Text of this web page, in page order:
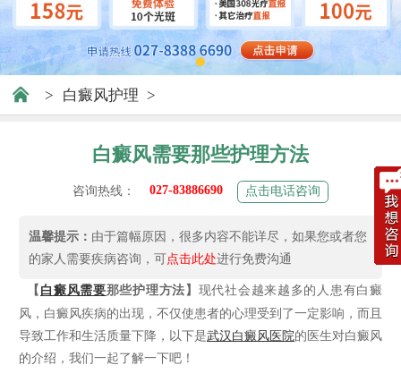
> 白癜风护理 >
白癜风需要那些护理方法
咨询热线： 027-83886690 点击电话咨询
温馨提示： 由于篇幅原因，很多内容不能详尽，如果您或者您
的家人需要疾病咨询，可点击此处进行免费沟通
【 白癜风需要那些护理方法】 现代社会越来越多的人患有白癜
风，白癜风疾病的出现，不仅使患者的心理受到了一定影响，而且
导致工作和生活质量下降，以下是武汉白癜风医院的医生对白癜风
的介绍，我们一起了解一下吧！